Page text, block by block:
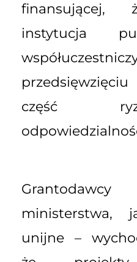
instytucja
część
ministerstwa,
unijne –